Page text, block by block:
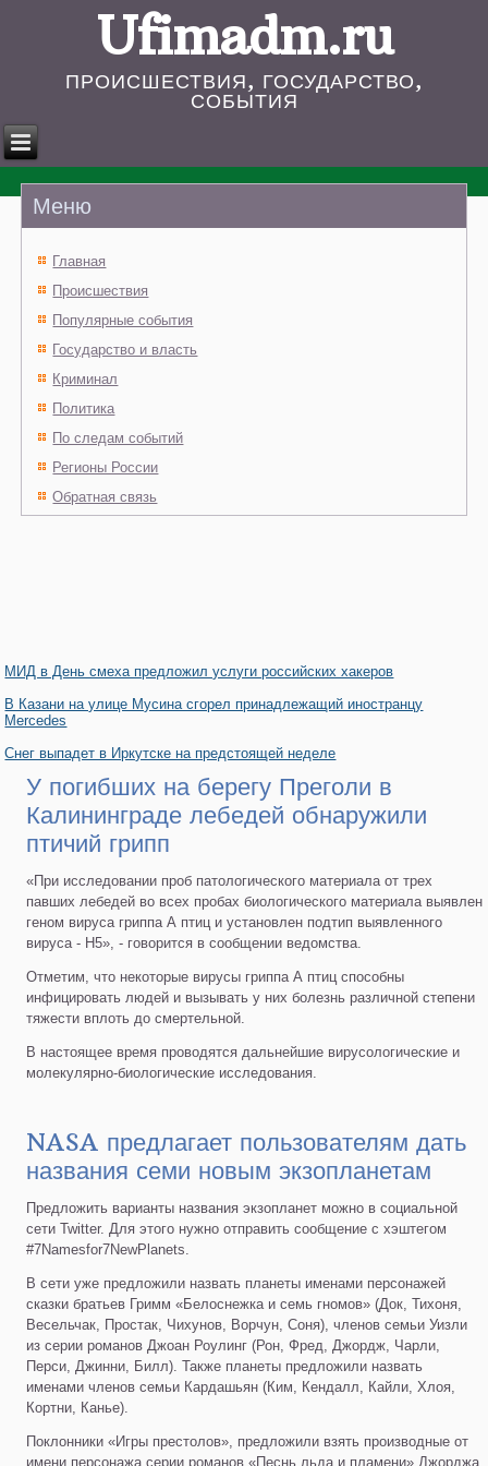
Ufimadm.ru
ПРОИСШЕСТВИЯ, ГОСУДАРСТВО,
СОБЫТИЯ
Меню
Главная
Происшествия
Популярные события
Государство и власть
Криминал
Политика
По следам событий
Регионы России
Обратная связь
МИД в День смеха предложил услуги российских хакеров
В Казани на улице Мусина сгорел принадлежащий иностранцу
Mercedes
Снег выпадет в Иркутске на предстоящей неделе
У погибших на берегу Преголи в
Калининграде лебедей обнаружили
птичий грипп
«При исследовании проб патологического материала от трех
павших лебедей во всех пробах биологического материала выявлен
геном вируса гриппа А птиц и установлен подтип выявленного
вируса - Н5», - говорится в сообщении ведомства.
Отметим, что некоторые вирусы гриппа А птиц способны
инфицировать людей и вызывать у них болезнь различной степени
тяжести вплоть до смертельной.
В настоящее время проводятся дальнейшие вирусологические и
молекулярно-биологические исследования.
NASA предлагает пользователям дать
названия семи новым экзопланетам
Предложить варианты названия экзопланет можно в социальной
сети Twitter. Для этого нужно отправить сообщение с хэштегом
#7Namesfor7NewPlanets.
В сети уже предложили назвать планеты именами персонажей
сказки братьев Гримм «Белоснежка и семь гномов» (Док, Тихоня,
Весельчак, Простак, Чихунов, Ворчун, Соня), членов семьи Уизли
из серии романов Джоан Роулинг (Рон, Фред, Джордж, Чарли,
Перси, Джинни, Билл). Также планеты предложили назвать
именами членов семьи Кардашьян (Ким, Кендалл, Кайли, Хлоя,
Кортни, Канье).
Поклонники «Игры престолов», предложили взять производные от
имени персонажа серии романов «Песнь льда и пламени» Джорджа